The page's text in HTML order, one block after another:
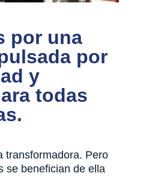
por una
por
y
todas
transformadora. Pero
se benefician de ella